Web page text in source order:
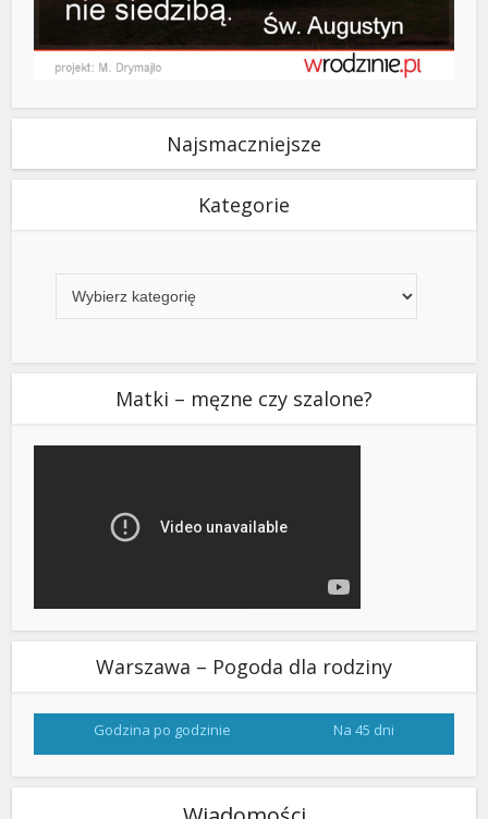
Najsmaczniejsze
Kategorie
Matki – męzne czy szalone?
Warszawa – Pogoda dla rodziny
Godzina po godzinie Na 45 dni